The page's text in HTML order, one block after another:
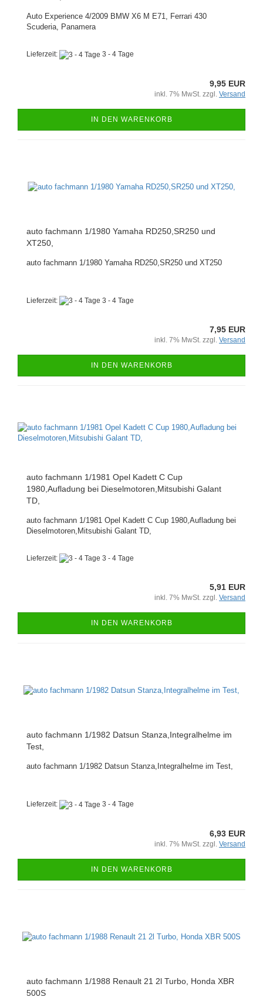
Auto Experience 4/2009 BMW X6 M E71, Ferrari 430
Scuderia, Panamera
Lieferzeit: 3 - 4 Tage
9,95 EUR
inkl. 7% MwSt. zzgl. Versand
IN DEN WARENKORB
auto fachmann 1/1980 Yamaha RD250,SR250 und
XT250,
auto fachmann 1/1980 Yamaha RD250,SR250 und XT250
Lieferzeit: 3 - 4 Tage
7,95 EUR
inkl. 7% MwSt. zzgl. Versand
IN DEN WARENKORB
auto fachmann 1/1981 Opel Kadett C Cup
1980,Aufladung bei Dieselmotoren,Mitsubishi Galant
TD,
auto fachmann 1/1981 Opel Kadett C Cup 1980,Aufladung bei
Dieselmotoren,Mitsubishi Galant TD,
Lieferzeit: 3 - 4 Tage
5,91 EUR
inkl. 7% MwSt. zzgl. Versand
IN DEN WARENKORB
auto fachmann 1/1982 Datsun Stanza,Integralhelme im
Test,
auto fachmann 1/1982 Datsun Stanza,Integralhelme im Test,
Lieferzeit: 3 - 4 Tage
6,93 EUR
inkl. 7% MwSt. zzgl. Versand
IN DEN WARENKORB
auto fachmann 1/1988 Renault 21 2l Turbo, Honda XBR
500S